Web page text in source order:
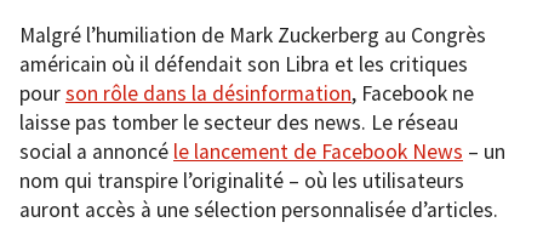
Malgré l’humiliation de Mark Zuckerberg au Congrès
américain où il défendait son Libra et les critiques
pourson rôle dans la désinformation, Facebook ne
laisse pas tomber le secteur des news. Le réseau
social a annoncé le lancement de Facebook News – un
nom qui transpire l’originalité – où les utilisateurs
auront accès à une sélection personnalisée d’articles.